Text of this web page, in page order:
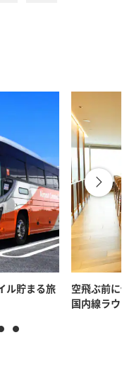
ル貯まる旅
空飛ぶ前
国内線ラ